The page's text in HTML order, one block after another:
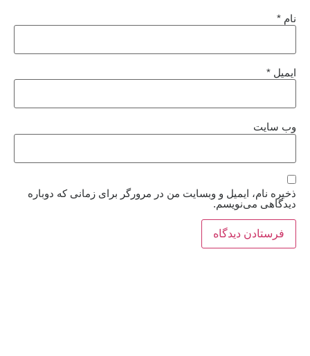
نام *
ایمیل *
وب‌ سایت
ذخیره نام، ایمیل و وبسایت من در مرورگر برای زمانی که دوباره
دیدگاهی می‌نویسم.